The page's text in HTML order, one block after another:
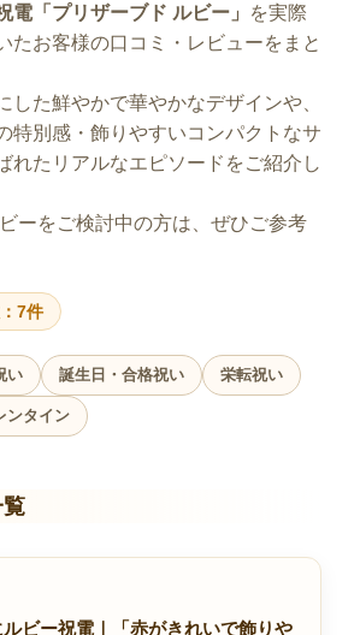
電「プリザーブド ルビー」
を実際
たお客様の口コミ・レビューをまと
した鮮やかで華やかなデザインや、
特別感・飾りやすいコンパクトなサ
れたリアルなエピソードをご紹介し
ーをご検討中の方は、ぜひご参考
7件
い 誕生日・合格祝い 栄転祝い
ンタイン
ビー祝電｜「赤がきれいで飾りや